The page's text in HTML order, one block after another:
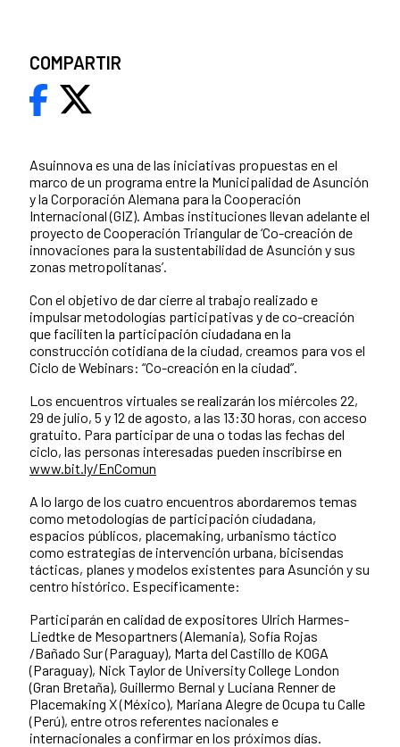
Asuinnova es una de las iniciativas propuestas en el
marco de un programa entre la Municipalidad de Asunción
y la Corporación Alemana para la Cooperación
Internacional (GIZ). Ambas instituciones llevan adelante el
proyecto de Cooperación Triangular de ‘Co-creación de
innovaciones para la sustentabilidad de Asunción y sus
zonas metropolitanas’.
Con el objetivo de dar cierre al trabajo realizado e
impulsar metodologías participativas y de co-creación
que faciliten la participación ciudadana en la
construcción cotidiana de la ciudad, creamos para vos el
Ciclo de Webinars: “Co-creación en la ciudad”.
Los encuentros virtuales se realizarán los miércoles 22,
29 de julio, 5 y 12 de agosto, a las 13:30 horas, con acceso
gratuito. Para participar de una o todas las fechas del
ciclo, las personas interesadas pueden inscribirse en
www.bit.ly/EnComun
A lo largo de los cuatro encuentros abordaremos temas
como metodologías de participación ciudadana,
espacios públicos, placemaking, urbanismo táctico
como estrategias de intervención urbana, bicisendas
tácticas, planes y modelos existentes para Asunción y su
centro histórico. Específicamente:
Participarán en calidad de expositores Ulrich Harmes-
Liedtke de Mesopartners (Alemania), Sofía Rojas
/Bañado Sur (Paraguay), Marta del Castillo de KOGA
(Paraguay), Nick Taylor de University College London
(Gran Bretaña), Guillermo Bernal y Luciana Renner de
Placemaking X (México), Mariana Alegre de Ocupa tu Calle
(Perú), entre otros referentes nacionales e
internacionales a confirmar en los próximos días.
COMPARTIR